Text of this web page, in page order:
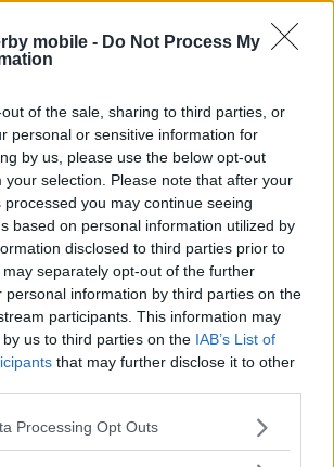
mobile - Do Not Process My
of the sale, sharing to third parties, or
personal or sensitive information for
by us, please use the below opt-out
your selection. Please note that after your
you may continue seeing
based on personal information utilized by
disclosed to third parties prior to
separately opt-out of the further
personal information by third parties on the
participants. This information may
us to third parties on the IAB’s List of
that may further disclose it to other
website/app uses one or more Google
Processing Opt Outs
får veta mer
15.00
(C) om våld i ungas
"Mörkertalet är stort”
18.00